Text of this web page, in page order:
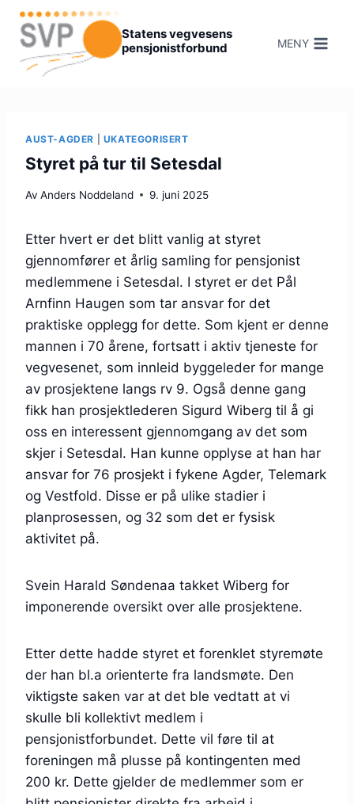
Hopp
innhold
Statens vegvesens
pensjonistforbund
MENY
AUST-AGDER UKATEGORISERT
Styret på tur til Setesdal
Av Anders Noddeland 9. juni 2025
Etter hvert er det blitt vanlig at styret
gjennomfører et årlig samling for pensjonist
medlemmene i Setesdal. I styret er det Pål
Arnfinn Haugen som tar ansvar for det
praktiske opplegg for dette. Som kjent er denne
mannen i 70 årene, fortsatt i aktiv tjeneste for
vegvesenet, som innleid byggeleder for mange
av prosjektene langs rv 9. Også denne gang
fikk han prosjektlederen Sigurd Wiberg til å gi
oss en interessent gjennomgang av det som
skjer i Setesdal. Han kunne opplyse at han har
ansvar for 76 prosjekt i fykene Agder, Telemark
og Vestfold. Disse er på ulike stadier i
planprosessen, og 32 som det er fysisk
aktivitet på.
Svein Harald Søndenaa takket Wiberg for
imponerende oversikt over alle prosjektene.
Etter dette hadde styret et forenklet styremøte
der han bl.a orienterte fra landsmøte. Den
viktigste saken var at det ble vedtatt at vi
skulle bli kollektivt medlem i
pensjonistforbundet. Dette vil føre til at
foreningen må plusse på kontingenten med
200 kr. Dette gjelder de medlemmer som er